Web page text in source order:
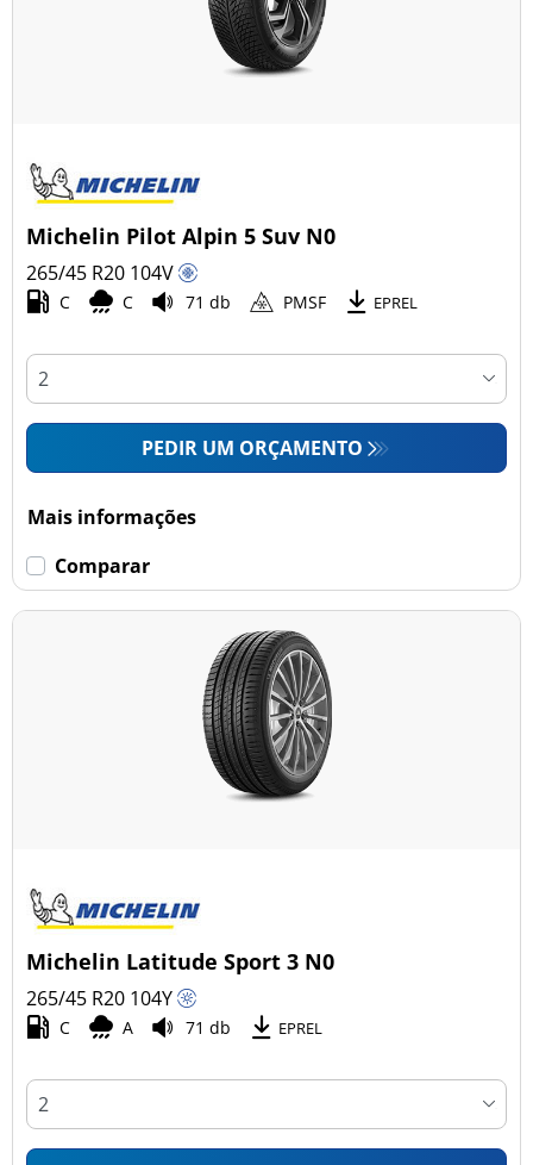
Michelin Pilot Alpin 5 Suv N0
265/45 R20 104V
C C 71 db PMSF EPREL
PEDIR UM ORÇAMENTO
Mais informações
Comparar
Michelin Latitude Sport 3 N0
265/45 R20 104Y
C A 71 db EPREL